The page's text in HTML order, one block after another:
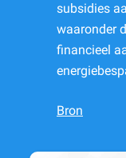
subsidies
waaronder
financieel
Bron